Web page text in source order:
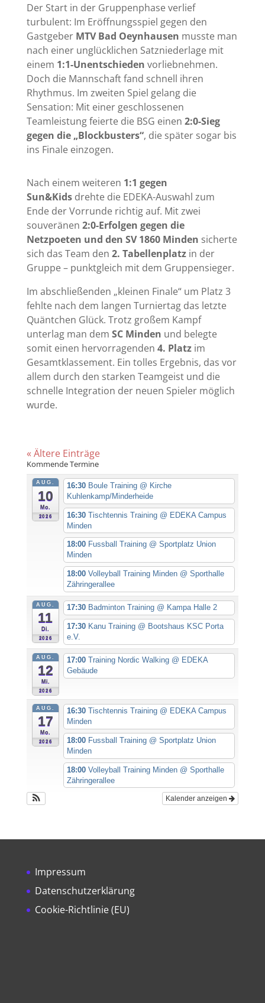
Der Start in der Gruppenphase verlief
turbulent: Im Eröffnungsspiel gegen den
Gastgeber MTV Bad Oeynhausen musste man
nach einer unglücklichen Satzniederlage mit
einem 1:1-Unentschieden vorliebnehmen.
Doch die Mannschaft fand schnell ihren
Rhythmus. Im zweiten Spiel gelang die
Sensation: Mit einer geschlossenen
Teamleistung feierte die BSG einen 2:0-Sieg
gegen die „Blockbusters“, die später sogar bis
ins Finale einzogen.
Nach einem weiteren 1:1 gegen
Sun&Kidsdrehte die EDEKA-Auswahl zum
Ende der Vorrunde richtig auf. Mit zwei
souveränen 2:0-Erfolgen gegen die
Netzpoeten und den SV 1860 Minden sicherte
sich das Team den 2. Tabellenplatzin der
Gruppe – punktgleich mit dem Gruppensieger.
Im abschließenden „kleinen Finale“ um Platz 3
fehlte nach dem langen Turniertag das letzte
Quäntchen Glück. Trotz großem Kampf
unterlag man dem SC Minden und belegte
somit einen hervorragenden 4. Platzim
Gesamtklassement. Ein tolles Ergebnis, das vor
allem durch den starken Teamgeist und die
schnelle Integration der neuen Spieler möglich
wurde.
« Ältere Einträge
Kommende Termine
AUG.
10
Mo.
2026
16:30 Boule Training @ Kirche
Kuhlenkamp/Minderheide
16:30Tischtennis Training @ EDEKA Campus
Minden
18:00 Fussball Training @ Sportplatz Union
Minden
18:00Volleyball Training Minden @ Sporthalle
Zähringerallee
AUG.
11
Di.
2026
17:30 Badminton Training @ Kampa Halle 2
17:30 Kanu Training @ Bootshaus KSC Porta
e.V.
AUG.
12
Mi.
2026
17:00Training Nordic Walking @ EDEKA
Gebäude
AUG.
17
Mo.
2026
16:30Tischtennis Training @ EDEKA Campus
Minden
18:00 Fussball Training @ Sportplatz Union
Minden
18:00Volleyball Training Minden @ Sporthalle
Zähringerallee
Kalender anzeigen
Impressum
Datenschutzerklärung
Cookie-Richtlinie (EU)